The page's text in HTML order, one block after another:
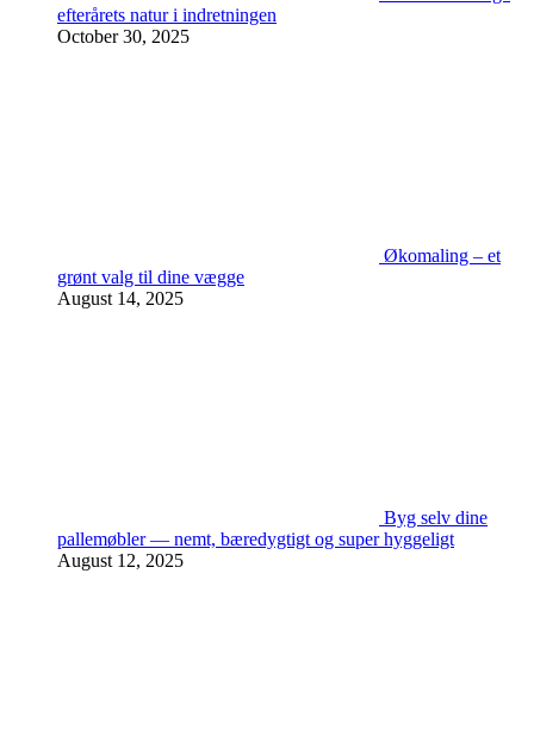
efterårets natur i indretningen
October 30, 2025
Økomaling – et
grønt valg til dine vægge
August 14, 2025
Byg selv dine
pallemøbler — nemt, bæredygtigt og super hyggeligt
August 12, 2025